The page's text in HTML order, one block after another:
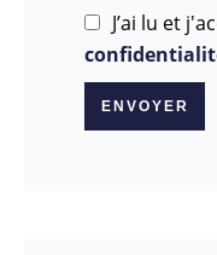
J’ai lu et
ENVOYER